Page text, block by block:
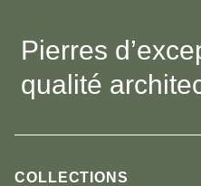
Pierres
qualité
COLLECTIONS